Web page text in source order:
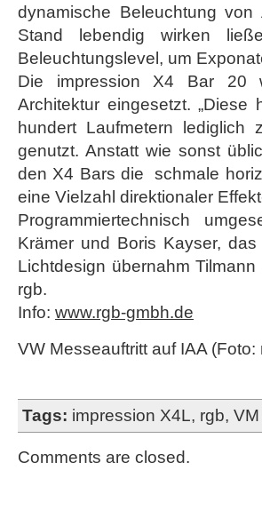
dynamische Beleuchtung
Stand lebendig wirken
Beleuchtungslevel, um
Die impression X4 Bar 20
Architektur eingesetzt.
hundert Laufmetern lediglich
genutzt. Anstatt wie sonst
den X4 Bars die schmale
eine Vielzahl direktionaler
Programmiertechnisch
Krämer und Boris Kayser,
Lichtdesign übernahm
rgb.
Info: www.rgb-gmbh.de
VW Messeauftritt auf IAA
Tags: impression X4L, rgb,
Comments are closed.